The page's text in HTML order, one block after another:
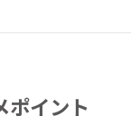
ポイント